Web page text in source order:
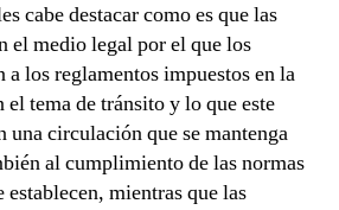
cabe destacar como es que las
el medio legal por el que los
a los reglamentos impuestos en la
el tema de tránsito y lo que este
una circulación que se mantenga
al cumplimiento de las normas
establecen, mientras que las